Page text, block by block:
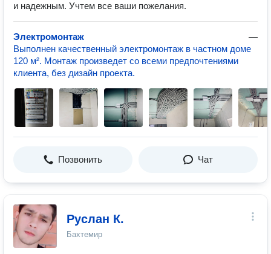
и надежным. Учтем все ваши пожелания.
Электромонтаж
—
Выполнен качественный электромонтаж в частном доме
120 м². Монтаж произведет со всеми предпочтениями
клиента, без дизайн проекта.
Позвонить Чат
Руслан К.
Бахтемир